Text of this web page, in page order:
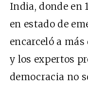
India, donde en
en estado de
encarceló a
y los expertos
democracia no